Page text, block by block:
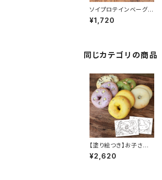
ソイプロテインベーグル
【スウィート】【3種×2個
セット】
¥1,720
同じカテゴリの商品
【塗り絵つき】お子さま
人気ベーグル10個セッ
ト
¥2,620